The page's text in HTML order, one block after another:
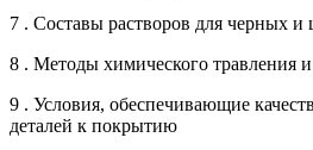
7 . Составы растворов для черных и
8 . Методы химического травления
9 . Условия, обеспечивающие
деталей к покрытию